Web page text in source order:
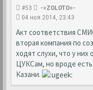
#53
-=ZOLOTO=-
04 ноя 2014, 23:43
Акт соответствия
вторая компания по
ходят слухи, что у
ЦУКСам, но вроде
Казани.